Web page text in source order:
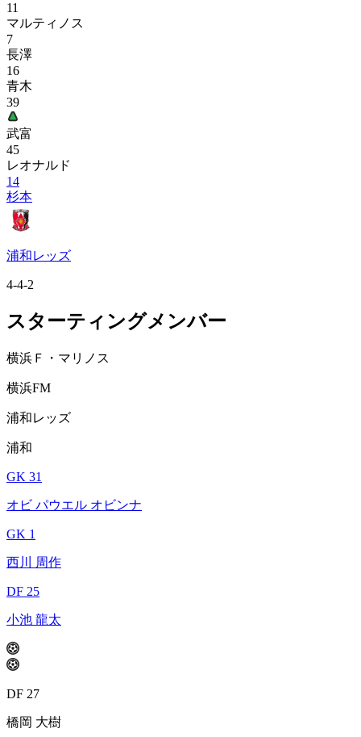
11
マルティノス
7
長澤
16
青木
39
武富
45
レオナルド
14
杉本
浦和レッズ
4-4-2
スターティングメンバー
横浜Ｆ・マリノス
横浜FM
浦和レッズ
浦和
GK 31
オビ パウエル オビンナ
GK 1
西川 周作
DF 25
小池 龍太
DF 27
橋岡 大樹